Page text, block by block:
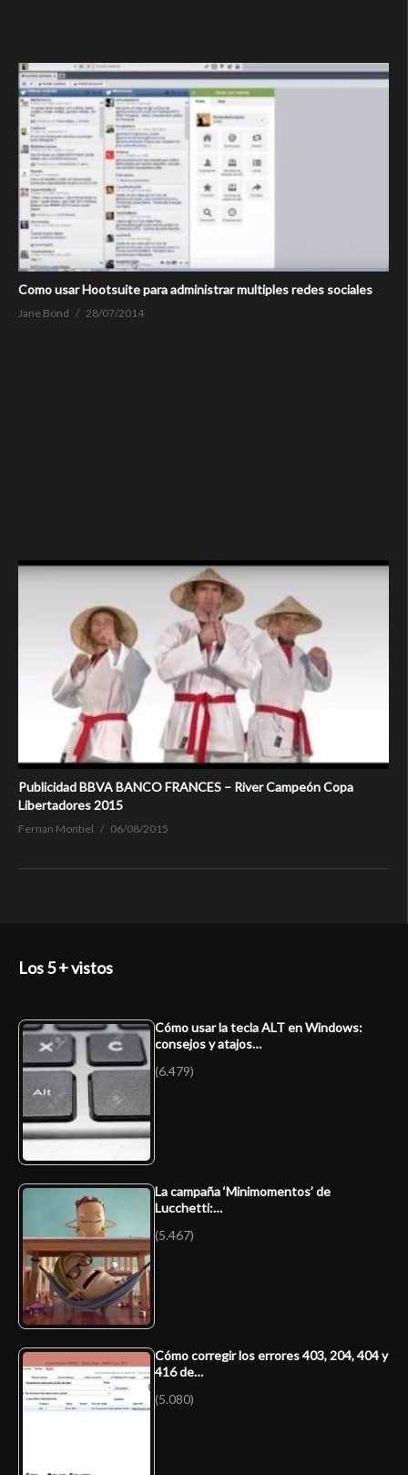
Como usar Hootsuite para administrar multiples redes sociales
Jane Bond 28/07/2014
Publicidad BBVA BANCO FRANCES – River Campeón Copa
Libertadores 2015
Fernan Montiel 06/08/2015
Los 5 + vistos
Cómo usar la tecla ALT en Windows:
consejos y atajos…
(6.479)
La campaña ‘Minimomentos’ de
Lucchetti:…
(5.467)
Cómo corregir los errores 403, 204, 404 y
416 de…
(5.080)